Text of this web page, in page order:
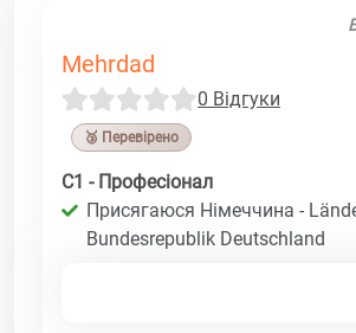
Mehrdad
0 Відгуки
🥉 Перевірено
C1 - Професіонал
Присягаюся Німеччина -
Bundesrepublik Deutschland